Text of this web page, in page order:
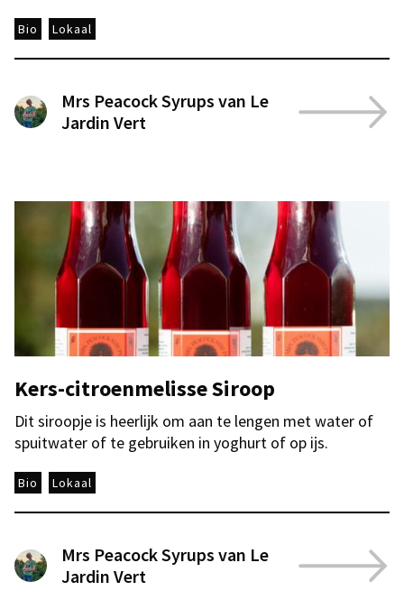
Bio Lokaal
Mrs Peacock Syrups van Le
Jardin Vert
Kers-citroenmelisse Siroop
Dit siroopje is heerlijk om aan te lengen met water of
spuitwater of te gebruiken in yoghurt of op ijs.
Bio Lokaal
Mrs Peacock Syrups van Le
Jardin Vert